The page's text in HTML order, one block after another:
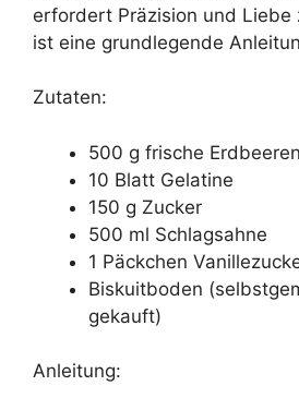
erfordert Präzision und Liebe
ist eine grundlegende
Zutaten:
500 g frische Erdbeeren
10 Blatt Gelatine
150 g Zucker
500 ml Schlagsahne
1 Päckchen
Biskuitboden
gekauft)
Anleitung: